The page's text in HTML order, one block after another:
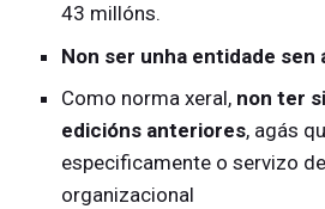
43 millóns.
Non ser unha entidade sen
Como norma xeral, non ter
edicións anteriores, agás
especificamente o servizo
organizacional